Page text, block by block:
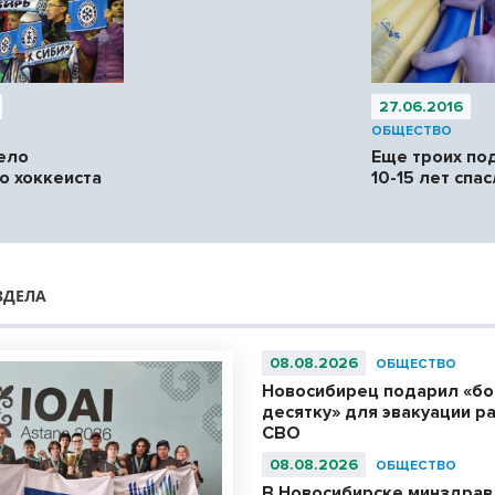
хоккеиста
27.06.2016
ОБЩЕСТВО
Еще троих
10-15 лет
08.08.2026 ОБЩЕСТВО
Новосибирец подарил
десятку» для эвакуации
СВО
08.08.2026 ОБЩЕСТВО